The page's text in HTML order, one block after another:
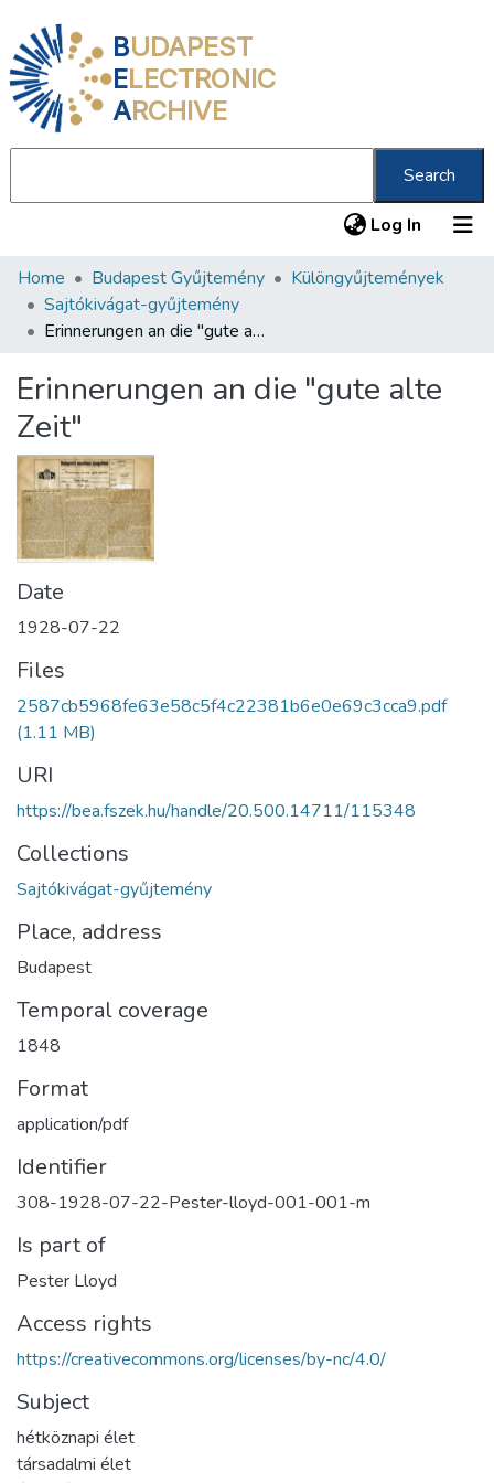
BUDAPEST
ELECTRONIC
ARCHIVE
Search
Log In (current)
Communities & Collections
All of DSpace
About us
Home Budapest Gyűjtemény
Különgyűjtemények
Sajtókivágat-gyűjtemény
Erinnerungen an die "gute alte Zeit"
Erinnerungen an die "gute alte
Zeit"
Date
1928-07-22
Files
2587cb5968fe63e58c5f4c22381b6e0e69c3cca9.pdf
(1.11 MB)
URI
https://bea.fszek.hu/handle/20.500.14711/115348
Collections
Sajtókivágat-gyűjtemény
Place, address
Budapest
Temporal coverage
1848
Format
application/pdf
Identifier
308-1928-07-22-Pester-lloyd-001-001-m
Is part of
Pester Lloyd
Access rights
https://creativecommons.org/licenses/by-nc/4.0/
Subject
hétköznapi élet
társadalmi élet